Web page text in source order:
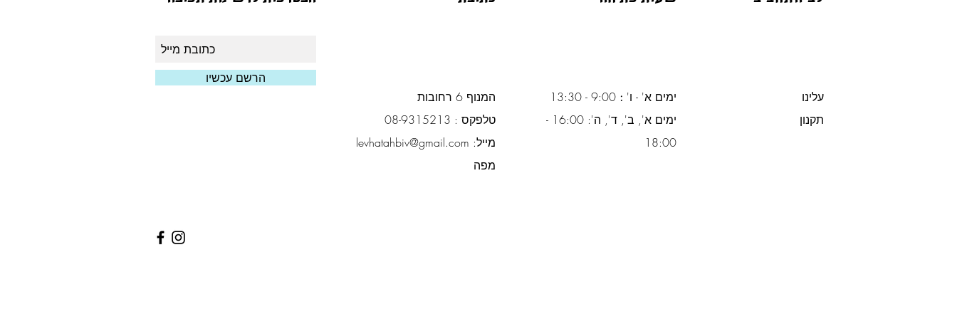
הרשם עכשיו
המנוף 6 רחובות
טלפקס : 08-9315213
מייל: levhatahbiv@gmail.com
מפה
ימים א' - ו' :
ימים א', ב', ד', ה': 16:00 -
18:00
עלינו
תקנון